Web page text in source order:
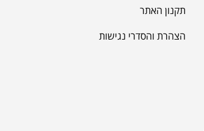
תקנון האתר
הצהרת והסדרי נגישות